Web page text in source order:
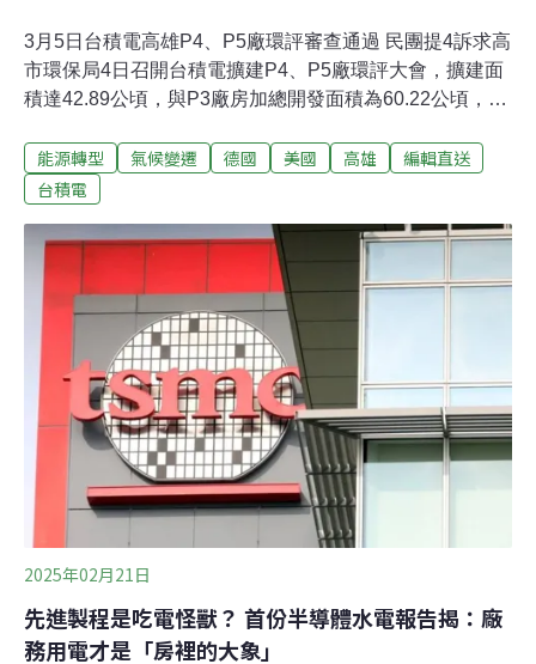
3月5日台積電高雄P4、P5廠環評審查通過 民團提4訴求高
市環保局4日召開台積電擴建P4、P5廠環評大會，擴建面
積達42.89公頃，與P3廠房加總開發面積為60.22公頃，包
保障基金會、綠色公民行動聯盟等團體提出再生能源、淨
零路徑、生態公園承諾、降低空污與強化監測四大訴求，
籌設掩埋場 地方連署反對：水源污染茭白筍完蛋埔里鎮南
港溪上游傳出民間業設設掩埋場，但茭白筍田大多仰賴南
港溪水，麒麟里長黃戊寅說，水源遭污染茭白筍完蛋，飲
用水也堪憂，地方正在連署反對。南投縣環保局說，業者
有提出掩埋場申請，已提出土地變更申請，後續還有環
評、取得開發許可等程序，縣府會依法確實把關。（自由
時報報導）
能源轉型 氣候變遷 德國 美國 高雄
編輯直送
台積電
2025年02月21日
先進製程是吃電怪獸？ 首份半導體水電報告揭：廠
務用電才是「房裡的大象」